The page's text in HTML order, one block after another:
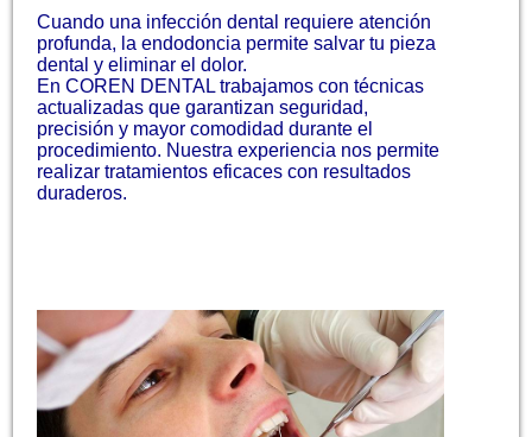
Cuando una infección dental requiere atención
profunda, la endodoncia permite salvar tu pieza
dental y eliminar el dolor.
En COREN DENTAL trabajamos con técnicas
actualizadas que garantizan seguridad,
precisión y mayor comodidad durante el
procedimiento. Nuestra experiencia nos permite
realizar tratamientos eficaces con resultados
duraderos.